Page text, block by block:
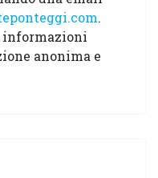
.
informazioni
anonima e